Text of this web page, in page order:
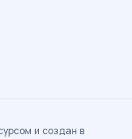
и создан в